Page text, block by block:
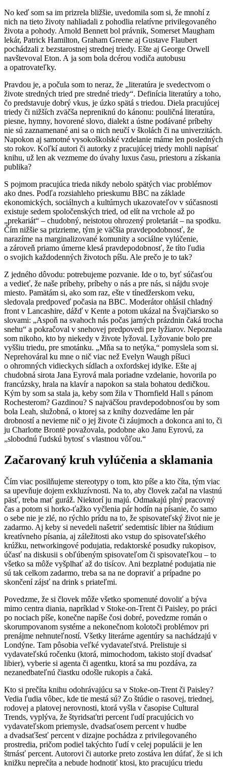
No keď som sa im prizrela bližšie, uvedomila som si, že mnohí z
nich na tieto životy nahliadali z pohodlia relatívne privilegovaného
života a pohody. Arnold Bennett bol právnik, Somerset Maugham
lekár, Patrick Hamilton, Graham Greene aj Gustave Flaubert
pochádzali z bezstarostnej strednej triedy. Ešte aj George Orwell
navštevoval Eton. A ja som bola dcérou vodiča autobusu
a opatrovateľky.
Pravdou je, a počula som to neraz, že „literatúra je svedectvom o
živote stredných tried pre stredné triedy“. Definícia literatúry a toho,
čo predstavuje dobrý vkus, je úzko spätá s triedou. Diela pracujúcej
triedy či nižších zväčša nepreniknú do kánonu: pouličná literatúra,
piesne, hymny, hovorené slovo, dialekt a ústne podávané príbehy
nie sú zaznamenané ani sa o nich neučí v školách či na univerzitách.
Napokon aj samotné vysokoškolské vzdelanie máme len posledných
sto rokov. Koľkí autori či autorky z pracujúcej triedy mohli napísať
knihu, už len ak vezmeme do úvahy luxus času, priestoru a získania
publika?
S pojmom pracujúca trieda nikdy nebolo spätých viac problémov
ako dnes. Podľa rozsiahleho prieskumu BBC na základe
ekonomických, sociálnych a kultúrnych ukazovateľov v súčasnosti
existuje sedem spoločenských tried, od elít na vrchole až po
„prekariát“ – chudobný, neistotou ohrozený proletariát – na spodku.
Čím nižšie sa prizrieme, tým je väčšia pravdepodobnosť, že
narazíme na marginalizované komunity a sociálne vylúčenie,
a zároveň priamo úmerne klesá pravdepodobnosť, že títo ľudia
o svojich každodenných životoch píšu. Ale prečo je to tak?
Z jedného dôvodu: potrebujeme pozvanie. Ide o to, byť súčasťou
a vedieť, že naše príbehy, príbehy o nás a pre nás, si nájdu svoje
miesto. Pamätám si, ako som raz, ešte v tínedžerskom veku,
sledovala predpoveď počasia na BBC. Moderátor ohlásil chladný
front v Lancashire, dážď v Kente a potom ukázal na Švajčiarsko so
slovami: „Aspoň na svahoch nás počas jarných prázdnin čaká trocha
snehu“ a pokračoval v snehovej predpovedi pre lyžiarov. Nepoznala
som nikoho, kto by niekedy v živote lyžoval. Lyžovanie bolo pre
vyššiu triedu, pre smotánku. „Mňa sa to netýka,“ pomyslela som si.
Neprehováral ku mne o nič viac než Evelyn Waugh píšuci
o ohromných vidieckych sídlach a oxfordskej idylke. Ešte aj
chudobná sirota Jana Eyrová mala poriadne vzdelanie, hovorila po
francúzsky, hrala na klavír a napokon sa stala bohatou dedičkou.
Kým by som sa stala ja, keby som žila v Thornfield Hall s pánom
Rochesterom? Gazdinou? S najväčšou pravdepodobnosťou by som
bola Leah, služobná, o ktorej sa z knihy dozvedáme len pár
drobností a nevieme nič o jej živote či záujmoch a dokonca ani to, či
ju Charlotte Brontë považovala, podobne ako Janu Eyrovú, za
„slobodnú ľudskú bytosť s vlastnou vôľou.“
Začarovaný kruh vylúčenia a sklamania
Čím viac posilňujeme stereotypy o tom, kto píše a kto číta, tým viac
sa upevňuje dojem exkluzívnosti. Na to, aby človek začal na vlastnú
päsť, treba mať guráž. Niektorí ju majú. Odmakajú plný pracovný
čas a potom si horko-ťažko vyčlenia pár hodín na písanie, čo samo
o sebe nie je zlé, no rýchlo prídu na to, že spisovateľský život nie je
zadarmo. Aj keby si nevedeli našetriť sedemtisíc libier na štúdium
kreatívneho písania, aj záležitosti ako vstup do spisovateľského
krúžku, networkingové podujatia, redaktorské posudky rukopisov,
účasť na diskusii s obľúbeným spisovateľom či spisovateľkou – to
všetko sa môže vyšplhať až do tisícov. Ani bezplatné podujatia nie
sú tak celkom zadarmo, treba sa na ne dopraviť a prípadne po
skončení zájsť na drink s priateľmi.
Povedzme, že si človek môže všetko spomenuté dovoliť a býva
mimo centra diania, napríklad v Stoke-on-Trent či Paisley, po práci
po nociach píše, konečne napíše čosi dobré, povedzme román o
skorumpovanom systéme a nekonečnom kolotoči problémov pri
prenájme nehnuteľností. Všetky literárne agentúry sa nachádzajú v
Londýne. Tam pôsobia veľké vydavateľstvá. Prelistuje si
vydavateľskú ročenku (ktorá, mimochodom, takisto stojí dvadsať
libier), vyberie si agenta či agentku, ktorá sa mu pozdáva, za
nezanedbateľnú čiastku odošle rukopis a čaká.
Kto si prečíta knihu odohrávajúcu sa v Stoke-on-Trent či Paisley?
Vedia ľudia vôbec, kde tie mestá sú? Zo štúdie o rasovej, triednej,
rodovej a platovej nerovnosti, ktorá vyšla v časopise Cultural
Trends, vyplýva, že štyridsaťtri percent ľudí pracujúcich vo
vydavateľskom priemysle, dvadsaťosem percent v hudbe
a dvadsaťšesť percent v dizajne pochádza z privilegovaného
prostredia, pričom podiel takýchto ľudí v celej populácii je len
štrnásť percent. Autorovi či autorke preto zostáva len dúfať, že si ich
knižku neprečíta a nebude hodnotiť ktosi, kto pracujúcu triedu